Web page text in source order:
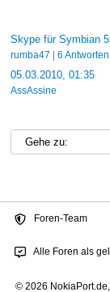
Skype für Symbian
rumba47 6 Antworten
05.03.2010, 01:35
AssAssine
Foren-Team
Alle Foren als
© 2026 NokiaPort.de,